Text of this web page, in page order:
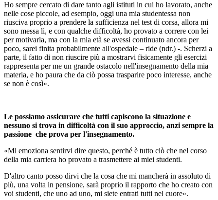
Ho sempre cercato di dare tanto agli istituti in cui ho lavorato, anche
nelle cose piccole, ad esempio, oggi una mia studentessa non
riusciva proprio a prendere la sufficienza nel test di corsa, allora mi
sono messa lì, e con qualche difficoltà, ho provato a correre con lei
per motivarla, ma con la mia età se avessi continuato ancora per
poco, sarei finita probabilmente all'ospedale – ride (ndr.) -. Scherzi a
parte, il fatto di non riuscire più a mostrarvi fisicamente gli esercizi
rappresenta per me un grande ostacolo nell'insegnamento della mia
materia, e ho paura che da ciò possa trasparire poco interesse, anche
se non è così».
Le possiamo assicurare che tutti capiscono la situazione e
nessuno si trova in difficoltà con il suo approccio, anzi sempre la
passione che prova per l'insegnamento.
«Mi emoziona sentirvi dire questo, perché è tutto ciò che nel corso
della mia carriera ho provato a trasmettere ai miei studenti.
D'altro canto posso dirvi che la cosa che mi mancherà in assoluto di
più, una volta in pensione, sarà proprio il rapporto che ho creato con
voi studenti, che uno ad uno, mi siete entrati tutti nel cuore».